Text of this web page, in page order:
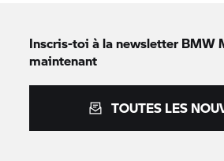
Inscris-toi à la newsletterBMW
maintenant
TOUTES LES